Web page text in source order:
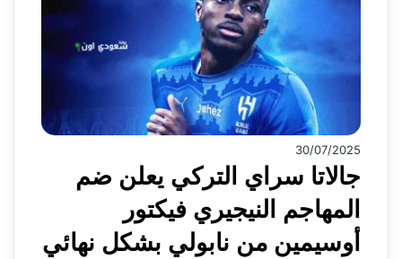
30/07/2025
جالاتا سراي التركي يعلن ضم
المهاجم النيجيري فيكتور
أوسيمين من نابولي بشكل نهائي